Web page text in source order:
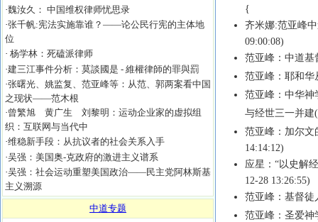
·魏汝久： 中国维权律师忧思录
·张千帆:宪法实施靠谁？——论公民行宪的主体地
位
· 杨学林：死磕派律师
·建三江事件分析：莫談國是 - 維權律師的罪與罰
·张曙光、姚监复、范亚峰等：从范、郭两案看中国
之现状——范木根
·曾繁旭 黄广生 刘黎明：运动企业家的虚拟组
织：互联网与当代中
·维稳新手段：从抗议者的社会关系入手
·吴强：美国奥-克政府的激进主义谱系
·吴强：社会运动重塑美国政治——民主党阿林斯基
主义溯源
中道专题
{
齐米娜:范亚峰
09:00:08)
范亚峰：中道基
范亚峰：耶和华
范亚峰：中华神
与经世三一并建
范亚峰：加尔文
14:14:12)
应星：“以史解
12-28 13:26:55)
范亚峰：基督徒
范亚峰：圣爱神